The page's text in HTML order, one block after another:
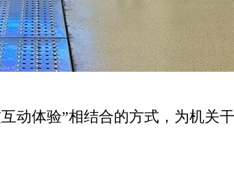
体验”相结合的方式，为机关